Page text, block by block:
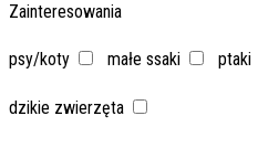
Zainteresowania
psy/koty małe ssaki ptaki
dzikie zwierzęta